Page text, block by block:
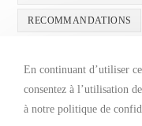
RECOMMANDATIONS
SANTÉ MENTALE
ÉCOLE ÉDUCATION
En continuant d’utiliser
consentez à l’utilisation
à notre politique de